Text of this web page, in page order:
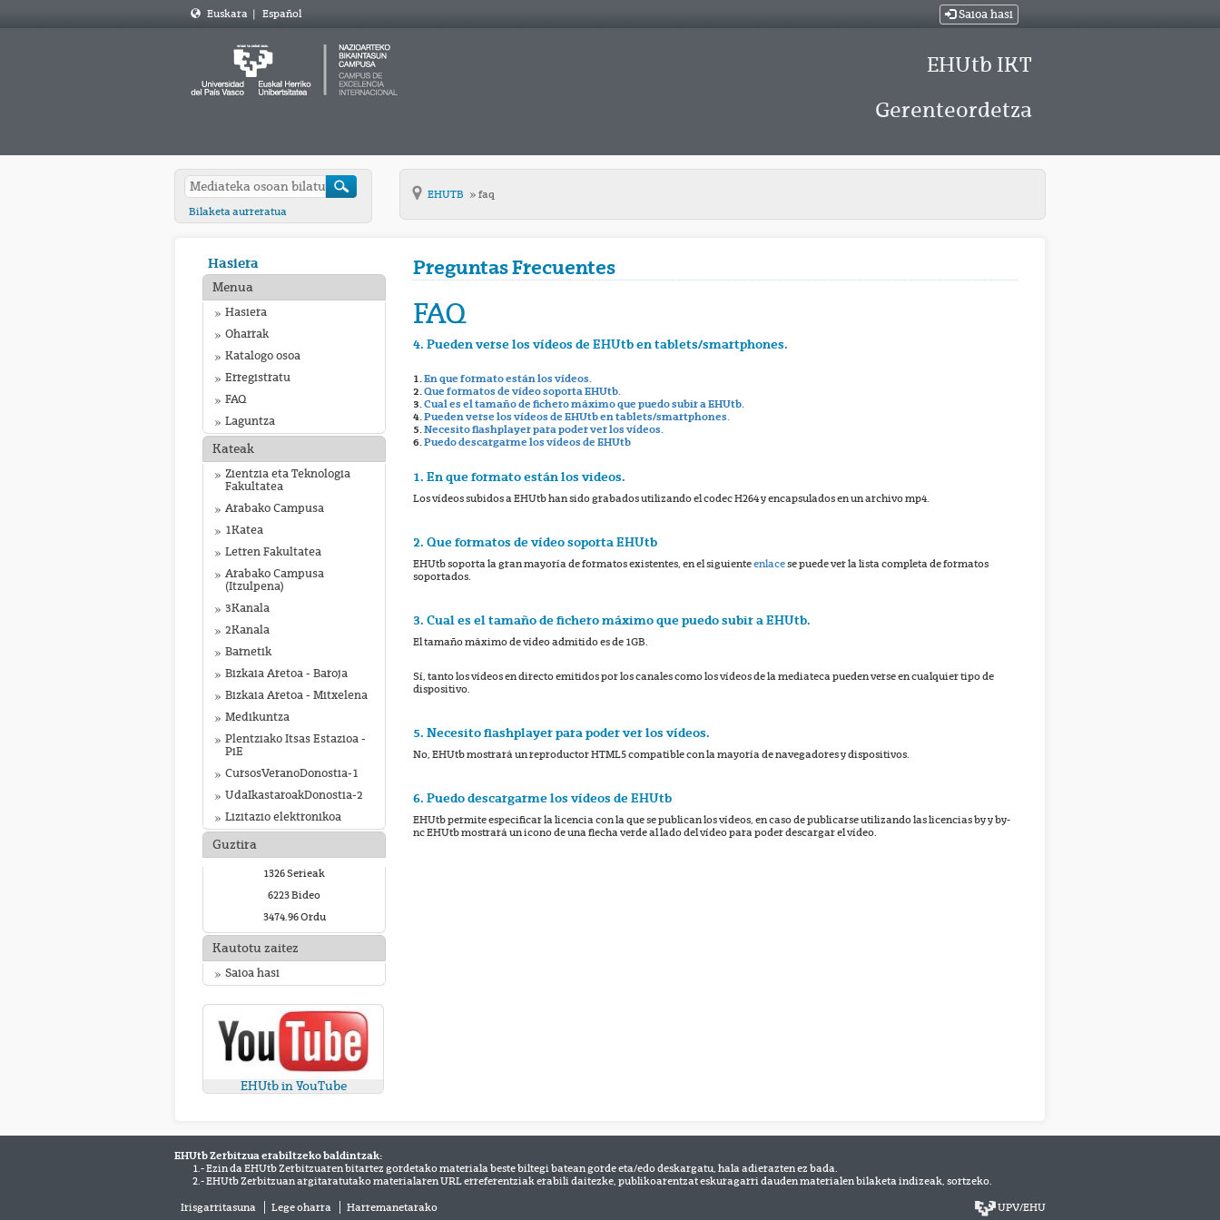
Euskara | Español Saioa hasi
EHUtb IKT
Gerenteordetza
Bilaketa aurreratua
EHUTB faq
Hasiera
Menua
Hasiera
Oharrak
Katalogo osoa
Erregistratu
FAQ
Laguntza
Kateak
Zientzia eta Teknologia
Fakultatea
Arabako Campusa
1Katea
Letren Fakultatea
Arabako Campusa
(Itzulpena)
3Kanala
2Kanala
Barnetik
Bizkaia Aretoa - Baroja
Bizkaia Aretoa - Mitxelena
Medikuntza
Plentziako Itsas Estazioa -
PiE
CursosVeranoDonostia-1
UdaIkastaroakDonostia-2
Lizitazio elektronikoa
Guztira
1326 Serieak
6223 Bideo
3474.96 Ordu
Kautotu zaitez
Saioa hasi
EHUtb in YouTube
Preguntas Frecuentes
FAQ
4. Pueden verse los vídeos de EHUtb en tablets/smartphones.
1.En que formato están los vídeos.
2.Que formatos de vídeo soporta EHUtb.
3.Cual es el tamaño de fichero máximo que puedo subir a EHUtb.
4.Pueden verse los vídeos de EHUtb en tablets/smartphones.
5.Necesito flashplayer para poder ver los vídeos.
6.Puedo descargarme los vídeos de EHUtb
1. En que formato están los videos.
Los vídeos subidos a EHUtb han sido grabados utilizando el codec H264 y encapsulados en un archivo mp4.
2. Que formatos de vídeo soporta EHUtb
EHUtb soporta la gran mayoría de formatos existentes, en el siguienteenlacese puede ver la lista completa de formatos
soportados.
3. Cual es el tamaño de fichero máximo que puedo subir a EHUtb.
El tamaño máximo de vídeo admitido es de 1GB.
Sí, tanto los vídeos en directo emitidos por los canales como los vídeos de la mediateca pueden verse en cualquier tipo de
dispositivo.
5. Necesito flashplayer para poder ver los vídeos.
No, EHUtb mostrará un reproductor HTML5 compatible con la mayoría de navegadores y dispositivos.
6. Puedo descargarme los vídeos de EHUtb
EHUtb permite especificar la licencia con la que se publican los vídeos, en caso de publicarse utilizando las licencias by y by-
nc EHUtb mostrará un icono de una flecha verde al lado del vídeo para poder descargar el vídeo.
EHUtb Zerbitzua erabiltzeko baldintzak:
1.- Ezin da EHUtb Zerbitzuaren bitartez gordetako materiala beste biltegi batean gorde eta/edo deskargatu, hala adierazten ez bada.
2.- EHUtb Zerbitzuan argitaratutako materialaren URL erreferentziak erabili daitezke, publikoarentzat eskuragarri dauden materialen bilaketa indizeak, sortzeko.
Irisgarritasuna Lege oharra Harremanetarako UPV/EHU